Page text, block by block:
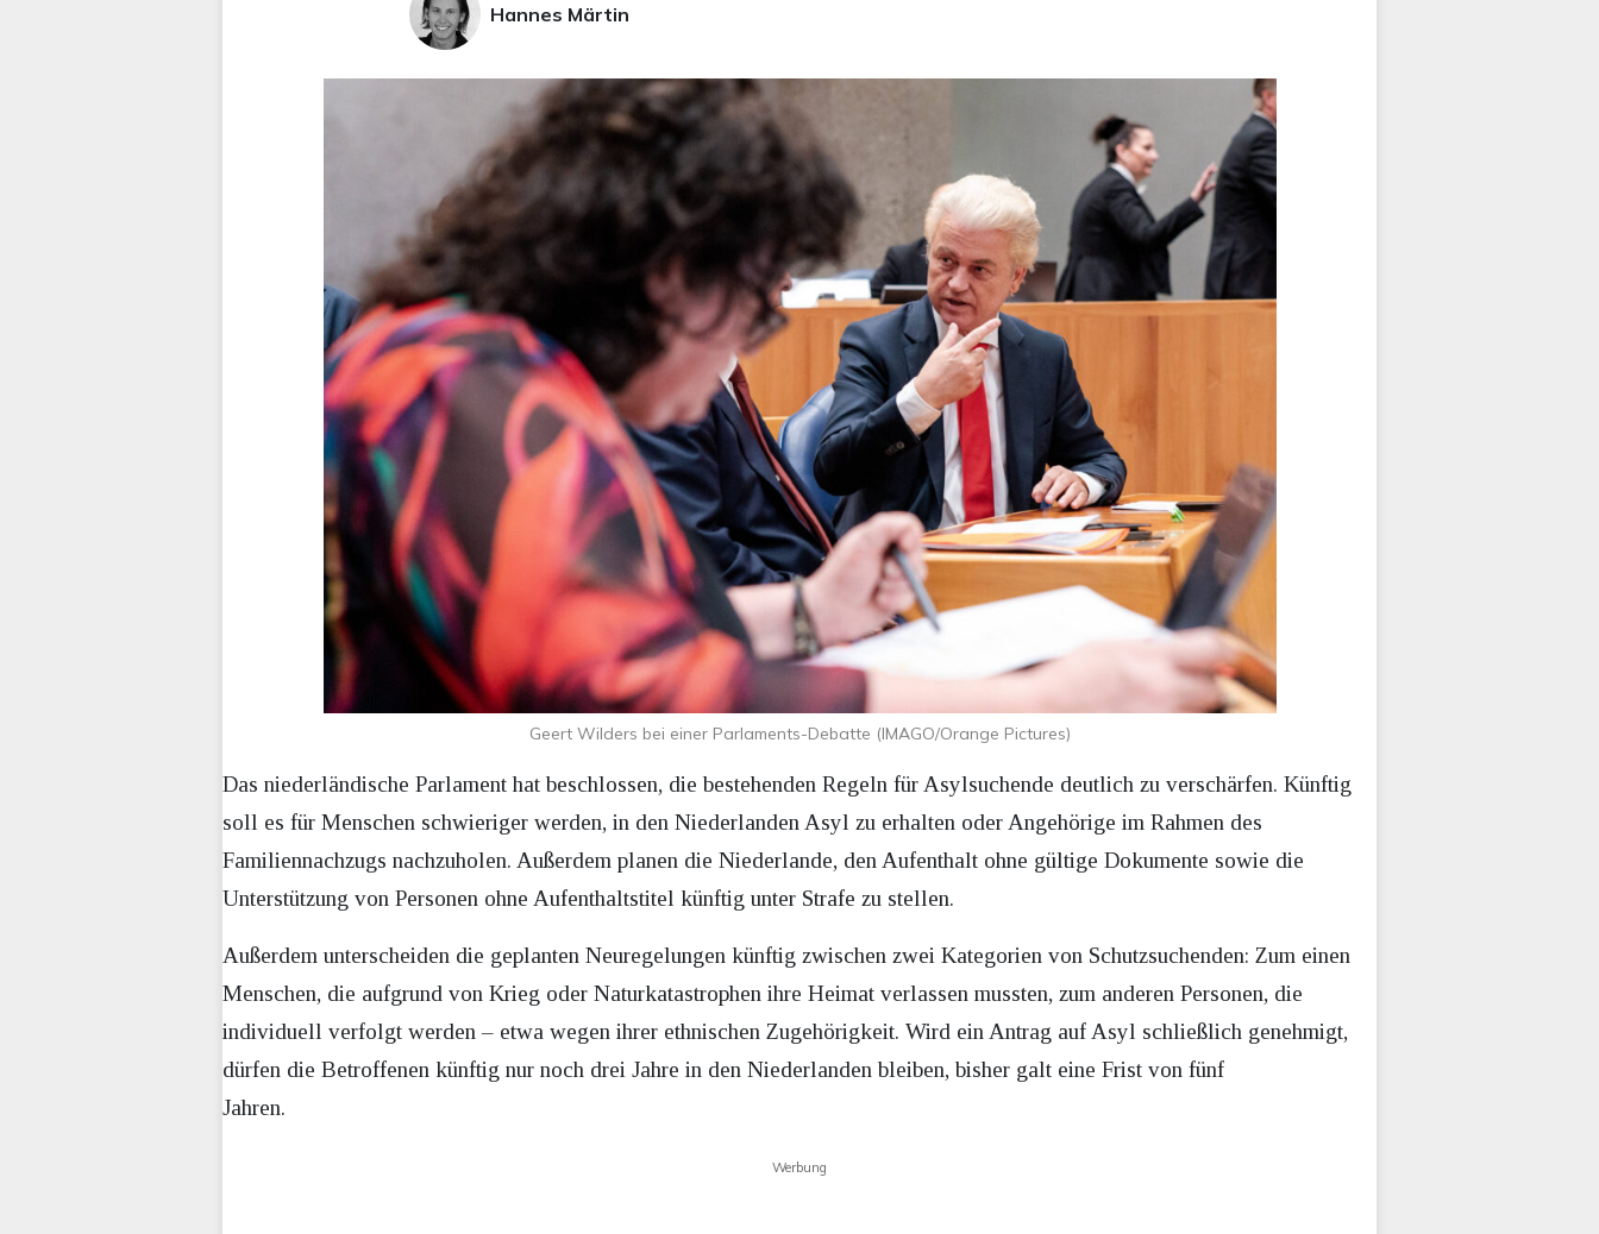
Hannes Märtin
Geert Wilders bei einer Parlaments-Debatte (IMAGO/Orange Pictures)
Das niederländische Parlament hat beschlossen, die bestehenden Regeln für Asylsuchende deutlich zu verschärfen. Künftig
soll es für Menschen schwieriger werden, in den Niederlanden Asyl zu erhalten oder Angehörige im Rahmen des
Familiennachzugs nachzuholen. Außerdem planen die Niederlande, den Aufenthalt ohne gültige Dokumente sowie die
Unterstützung von Personen ohne Aufenthaltstitel künftig unter Strafe zu stellen.
Außerdem unterscheiden die geplanten Neuregelungen künftig zwischen zwei Kategorien von Schutzsuchenden: Zum einen
Menschen, die aufgrund von Krieg oder Naturkatastrophen ihre Heimat verlassen mussten, zum anderen Personen, die
individuell verfolgt werden – etwa wegen ihrer ethnischen Zugehörigkeit. Wird ein Antrag auf Asyl schließlich genehmigt,
dürfen die Betroffenen künftig nur noch drei Jahre in den Niederlanden bleiben, bisher galt eine Frist von fünf
Jahren.
Werbung